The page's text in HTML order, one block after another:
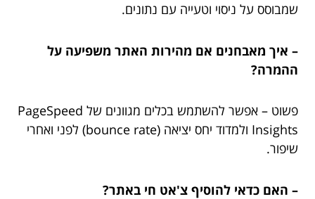
שמבוסס על ניסוי וטעייה עם נתונים.
– איך מאבחנים אם מהירות האתר משפיעה על
ההמרה?
פשוט – אפשר להשתמש בכלים מגוונים של PageSpeed
Insights ולמדוד יחס יציאה (bounce rate) לפני ואחרי
שיפור.
– האם כדאי להוסיף צ'אט חי באתר?